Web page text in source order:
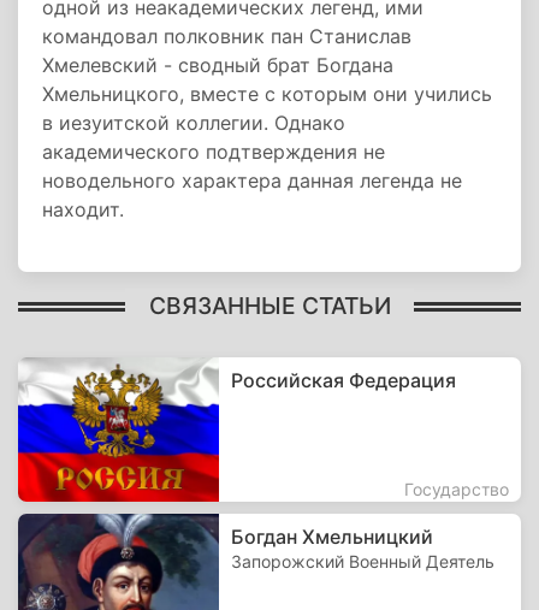
одной из неакадемических легенд, ими
командовал полковник пан Станислав
Хмелевский - сводный брат Богдана
Хмельницкого, вместе с которым они учились
в иезуитской коллегии. Однако
академического подтверждения не
новодельного характера данная легенда не
находит.
СВЯЗАННЫЕ СТАТЬИ
Российская Федерация
Государство
Богдан Хмельницкий
Запорожский Военный Деятель